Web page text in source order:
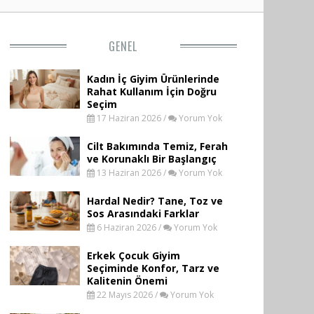
GENEL
Kadın İç Giyim Ürünlerinde
Rahat Kullanım İçin Doğru
Seçim
17 Haziran 2026 / Yorum Yok
Cilt Bakımında Temiz, Ferah
ve Korunaklı Bir Başlangıç
13 Haziran 2026 / Yorum Yok
Hardal Nedir? Tane, Toz ve
Sos Arasındaki Farklar
6 Haziran 2026 / Yorum Yok
Erkek Çocuk Giyim
Seçiminde Konfor, Tarz ve
Kalitenin Önemi
22 Mayıs 2026 / Yorum Yok